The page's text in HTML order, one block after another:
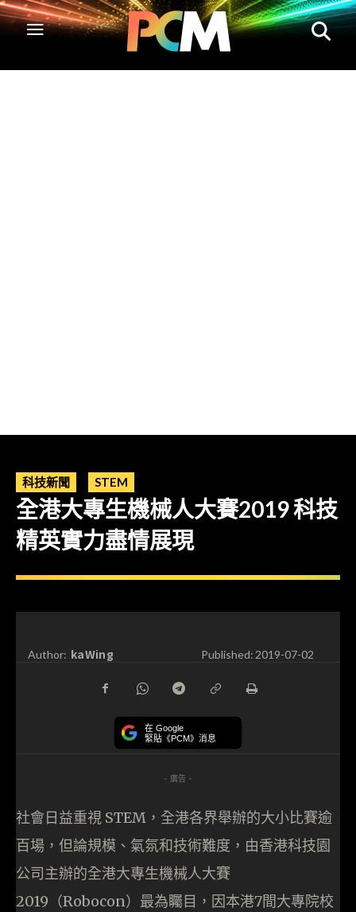
科技新聞 STEM
全港大專生機械人大賽2019 科技
精英實力盡情展現
Author: kaWing Published:2019-07-02
在 Google
緊貼《PCM》消息
- 廣告 -
社會日益重視 STEM，全港各界舉辦的大小比賽逾
百場，但論規模、氣氛和技術難度，由香港科技園
公司主辦的全港大專生機械人大賽
2019（Robocon）最為矚目，因本港7間大專院校